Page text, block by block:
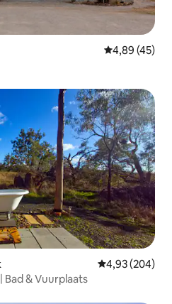
Gemiddelde
4,89 (45)
Gemiddelde
4,93 (204)
Bad & Vuurplaats